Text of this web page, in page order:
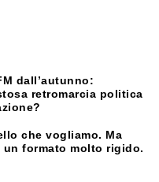
dall’autunno:
retromarcia politica
che vogliamo. Ma
un formato molto rigido.